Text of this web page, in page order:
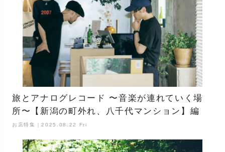
旅とアナログレコード 〜音楽が連れていく場
所〜【新潟の町外れ、八千代マンション】編
お店特集｜2025.08.22 Fri